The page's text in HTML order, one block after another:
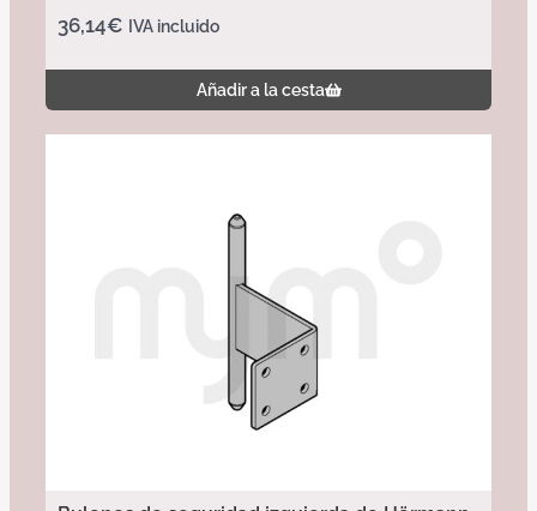
36,14€ IVA incluido
Añadir a la cesta